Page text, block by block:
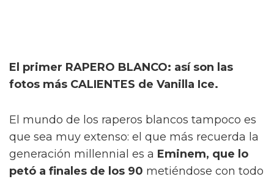
El primer RAPERO BLANCO: así son las
fotos más CALIENTES de Vanilla Ice.
El mundo de los raperos blancos tampoco es
que sea muy extenso: el que más recuerda la
generación millennial es a Eminem, que lo
petó a finales de los 90 metiéndose con todo